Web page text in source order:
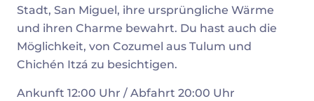
Stadt, San Miguel, ihre ursprüngliche Wärme
und ihren Charme bewahrt. Du hast auch die
Möglichkeit, von Cozumel aus Tulum und
Chichén Itzá zu besichtigen.
Ankunft 12:00 Uhr / Abfahrt 20:00 Uhr